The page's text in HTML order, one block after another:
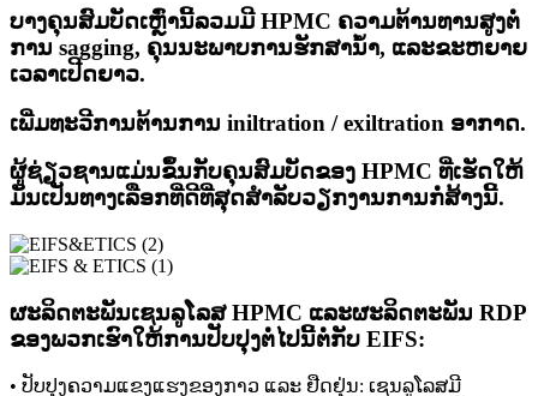
ບາງຄຸນສົມບັດເຫຼົ່ານີ້ລວມມີ HPMC ຄວາມຕ້ານທານສູງຕໍ່
ການ sagging, ຄຸນນະພາບການຮັກສານ້ໍາ, ແລະຂະຫຍາຍ
ເວລາເປີດຍາວ.
ເພີ່ມທະວີການຕ້ານການ iniltration / exiltration ອາກາດ.
ຜູ້ຊ່ຽວຊານແມ່ນຂຶ້ນກັບຄຸນສົມບັດຂອງ HPMC ທີ່ເຮັດໃຫ້
ມັນເປັນທາງເລືອກທີ່ດີທີ່ສຸດສໍາລັບວຽກງານການກໍ່ສ້າງນີ້.
ຜະລິດຕະພັນເຊນລູໂລສ HPMC ແລະຜະລິດຕະພັນ RDP
ຂອງພວກເຮົາໃຫ້ການປັບປຸງຕໍ່ໄປນີ້ຕໍ່ກັບ EIFS:
• ປັບປຸງຄວາມແຂງແຮງຂອງກາວ ແລະ ຢືດຢຸ່ນ: ເຊນລູໂລສມີ